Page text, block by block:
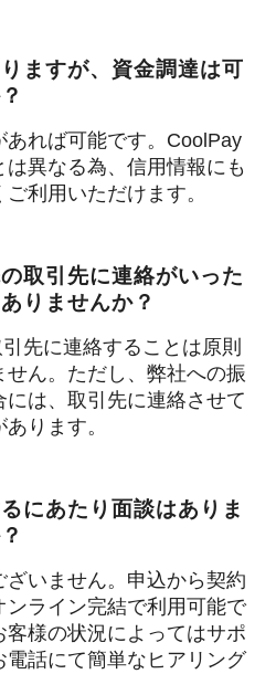
ますが、資金調達は可
あれば可能です。CoolPay
異なる為、信用情報にも
利用いただけます。
取引先に連絡がいった
りませんか？
先に連絡することは原則
せん。ただし、弊社への振
には、取引先に連絡させて
ります。
にあたり面談はありま
ざいません。申込から契約
ンライン完結で利用可能で
客様の状況によってはサポ
電話にて簡単なヒアリング